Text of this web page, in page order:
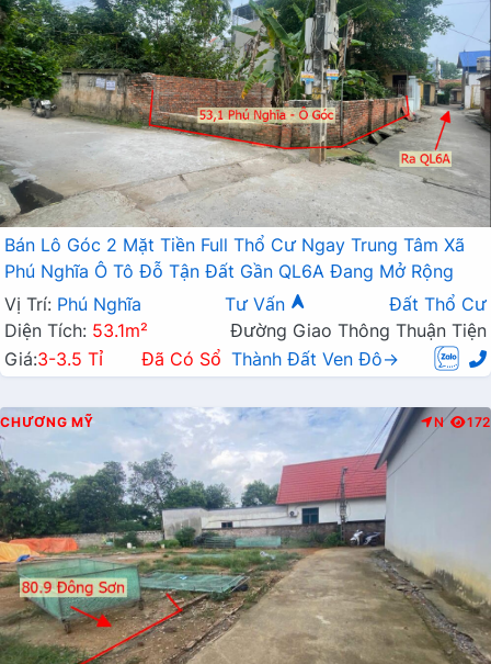
Bán Lô Góc 2 Mặt Tiền Full Thổ Cư Ngay Trung Tâm Xã
Phú Nghĩa Ô Tô Đỗ Tận Đất Gần QL6A Đang Mở Rộng
Vị Trí: Phú Nghĩa Tư Vấn
Đất Thổ Cư
Diện Tích: 53.1m²
Đường Giao Thông Thuận Tiện
Giá:3-3.5 Tỉ Đã Có Sổ Thành Đất Ven Đô→
CHƯƠNG MỸ N 172